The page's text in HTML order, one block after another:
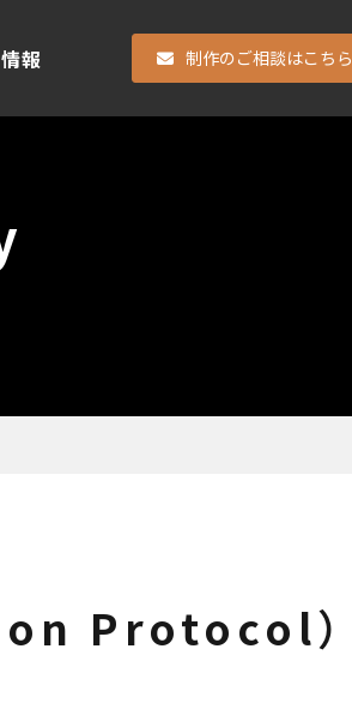
報 制作のご相談はこちら
Protocol）